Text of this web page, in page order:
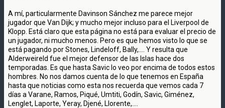
A mí, particularmente Davinson Sánchez me parece mejor
jugador que Van Dijk; y mucho mejor incluso para el Liverpool de
Klopp. Está claro que esta página no está para evaluar el precio de
un jugador, ni mucho menos. Pero es que hemos visto lo que se
está pagando por Stones, Lindeloff, Bally,.... Y resulta que
Alderweireld fue el mejor defensor de las Islas hace dos
temporadas. Es que hasta Savic lo veo por encima de todos estos
hombres. No nos damos cuenta de lo que tenemos en España
hasta que noticias como esta nos recuerda que vemos cada 7
días a Varane, Ramos, Piqué, Umtiti, Godín, Savic, Giménez,
Lenglet, Laporte, Yeray, Djené, Llorente,....